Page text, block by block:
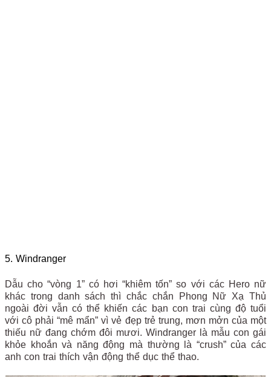
5. Windranger
Dẫu cho “vòng 1” có hơi “khiêm tốn” so với các Hero nữ
khác trong danh sách thì chắc chắn Phong Nữ Xạ Thủ
ngoài đời vẫn có thể khiến các bạn con trai cùng độ tuổi
với cô phải “mê mẩn” vì vẻ đẹp trẻ trung, mơn mởn của một
thiếu nữ đang chớm đôi mươi. Windranger là mẫu con gái
khỏe khoắn và năng động mà thường là “crush” của các
anh con trai thích vận động thể dục thể thao.